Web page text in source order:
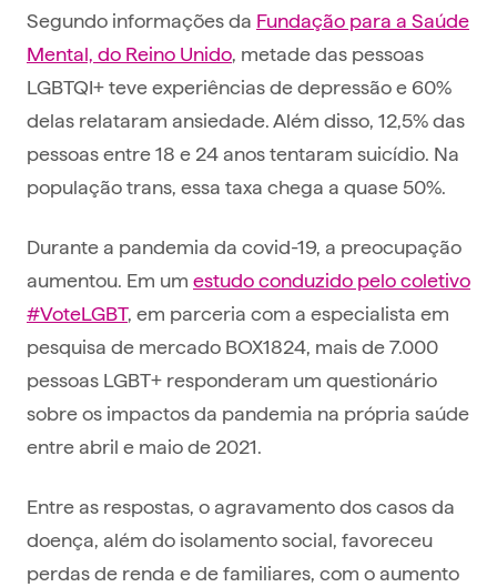
Segundo informações da Fundação para a Saúde
Mental, do Reino Unido, metade das pessoas
LGBTQI+ teve experiências de depressão e 60%
delas relataram ansiedade. Além disso, 12,5% das
pessoas entre 18 e 24 anos tentaram suicídio. Na
população trans, essa taxa chega a quase 50%.
Durante a pandemia da covid-19, a preocupação
aumentou. Em um estudo conduzido pelo coletivo
#VoteLGBT, em parceria com a especialista em
pesquisa de mercado BOX1824, mais de 7.000
pessoas LGBT+ responderam um questionário
sobre os impactos da pandemia na própria saúde
entre abril e maio de 2021.
Entre as respostas, o agravamento dos casos da
doença, além do isolamento social, favoreceu
perdas de renda e de familiares, com o aumento